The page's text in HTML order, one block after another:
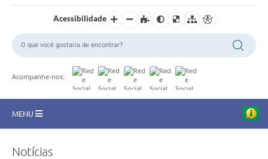
Acessibilidade
Acompanhe-nos:
MENU
CIDADE
Notícias